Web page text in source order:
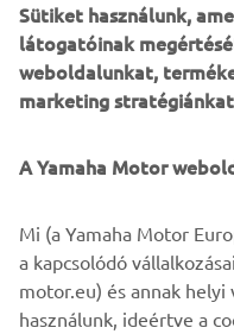
MIRŐL
Sütiket használunk,
látogatóinak
weboldalunkat,
marketing
A Yamaha Motor
Mi (a Yamaha Motor
a kapcsolódó
motor.eu) és annak
használunk, ideértve a